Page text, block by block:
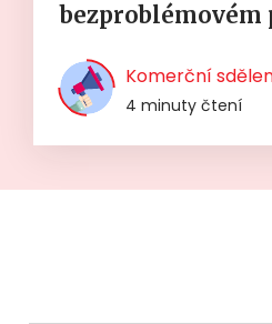
bezproblémovém
Komerční
4 minuty čtení